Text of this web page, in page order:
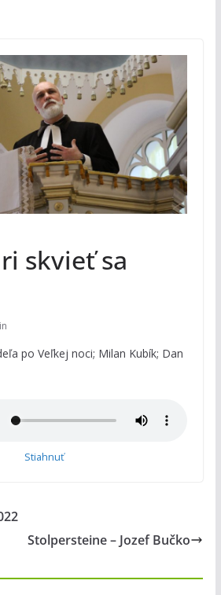
skvieť sa
po Veľkej noci; Milan Kubík; Dan
Stiahnuť
Stolpersteine – Jozef Bučko